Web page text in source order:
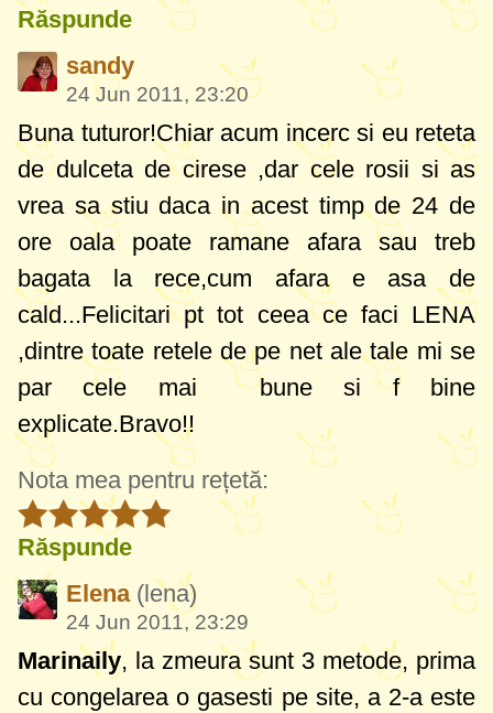
Răspunde
sandy
24 Jun 2011, 23:20
Buna tuturor!Chiar acum incerc si eu reteta
de dulceta de cirese ,dar cele rosii si as
vrea sa stiu daca in acest timp de 24 de
ore oala poate ramane afara sau treb
bagata la rece,cum afara e asa de
cald...Felicitari pt tot ceea ce faci LENA
,dintre toate retele de pe net ale tale mi se
par cele mai bune si f bine
explicate.Bravo!!
Nota mea pentru rețetă:
Răspunde
Elena (lena)
24 Jun 2011, 23:29
Marinaily, la zmeura sunt 3 metode, prima
cu congelarea o gasesti pe site, a 2-a este